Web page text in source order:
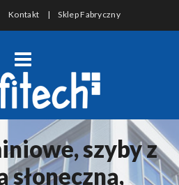
Kontakt |Sklep Fabryczny
szyby z
słoneczną,